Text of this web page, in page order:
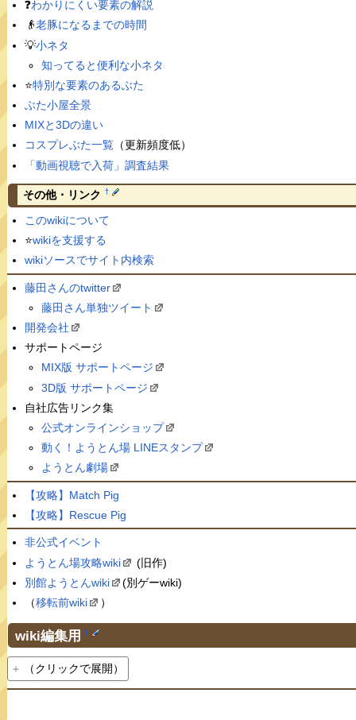
❓わかりにくい要素の解説
👴老豚になるまでの時間
💡小ネタ
知ってると便利な小ネタ
⭐️特別な要素のあるぶた
ぶた小屋全景
MIXと3Dの違い
コスプレぶた一覧（更新頻度低）
「動画視聴で入荷」調査結果
その他・リンク †
このwikiについて
⭐️wikiを支援する
wikiソースでサイト内検索
藤田さんのtwitter
藤田さん単独ツイート
開発会社
サポートページ
MIX版 サポートページ
3D版 サポートページ
自社広告リンク集
公式オンラインショップ
動く！ようとん場 LINEスタンプ
ようとん劇場
【攻略】Match Pig
【攻略】Rescue Pig
非公式イベント
ようとん場攻略wiki
(旧作)
別館ようとんwiki
(別ゲーwiki)
（移転前wiki ）
wiki編集用 †
（クリックで展開）